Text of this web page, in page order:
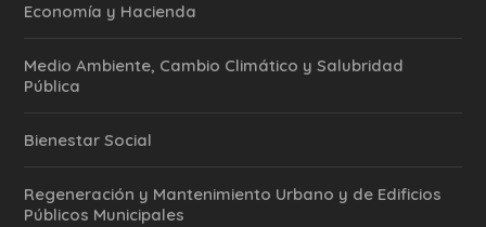
Economía y Hacienda
Medio Ambiente, Cambio Climático y Salubridad
Pública
Bienestar Social
Regeneración y Mantenimiento Urbano y de Edificios
Públicos Municipales